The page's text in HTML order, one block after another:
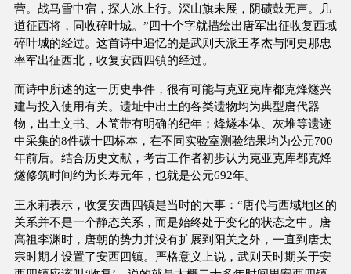
营。战马雪中宿，探人冰上行。深山旗未展，阴碛鼓无声。几
道征西将，同收碎叶城。”四十个字就描绘出唐军出征收复西域
碎叶城的经过。这首诗中追忆的是武则天派王孝杰与阿史那忠
率军出征西北，收复安西四镇的经过。
而诗中所述的这一历史事件，很有可能与克亚克库都克烽燧兴
建与投入使用有关。遗址中出土的各类遗物均为典型唐代器
物，出土文书、木简带有明确的纪年；烽燧本体、灰堆等遗迹
中采集的8件碳十四标本，在不同实验室测验结果均为公元700
年前后。结合历史文献，考古工作者初步认为克亚克库都克烽
燧修筑时间约为长寿元年，也就是公元692年。
王永莉表示，收复安西四镇是当时的大事：“唐代与西域地区的
关系并不是一个静态关系，而是始终处于变化的状态之中。唐
高祖李渊时，唐朝的势力并没有扩展到阳关之外，一直到唐太
宗时期才设置了安西四镇。严格意义上说，武则天时期关于安